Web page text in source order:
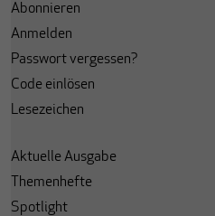
Abonnieren
Anmelden
Passwort vergessen?
Code einlösen
Lesezeichen
Aktuelle Ausgabe
Themenhefte
Spotlight